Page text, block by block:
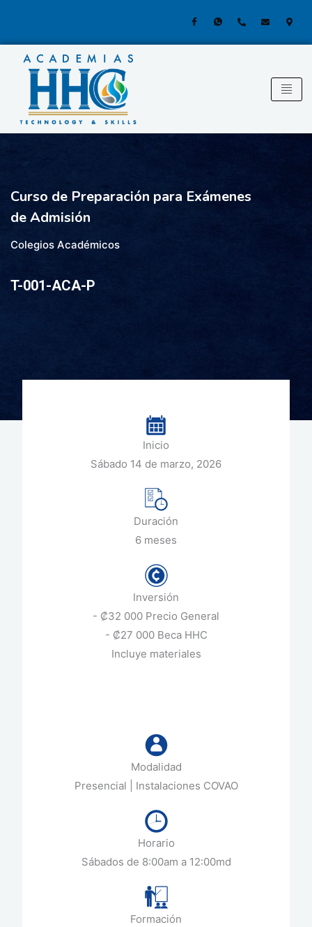
ir
contenido
Curso de Preparación para Exámenes
de Admisión
Colegios Académicos
T-001-ACA-P
Inicio
Sábado 14 de marzo, 2026
Duración
6 meses
Inversión
- ₡32 000 Precio General
- ₡27 000 Beca HHC
Incluye materiales
Modalidad
Presencial | Instalaciones COVAO
Horario
Sábados de 8:00am a 12:00md
Formación